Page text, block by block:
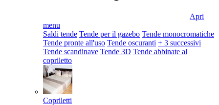
Apri
menu
Saldi tende Tende per il gazebo Tende monocromatiche
Tende pronte all'uso Tende oscuranti + 3 successivi
Tende scandinave Tende 3D Tende abbinate al
copriletto
Copriletti